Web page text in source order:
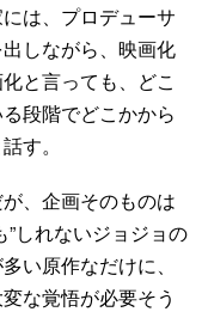
は、プロデューサ
しながら、映画化
と言っても、どこ
段階でどこかから
す。
、企画そのものは
”しれないジョジョの
い原作なだけに、
な覚悟が必要そう